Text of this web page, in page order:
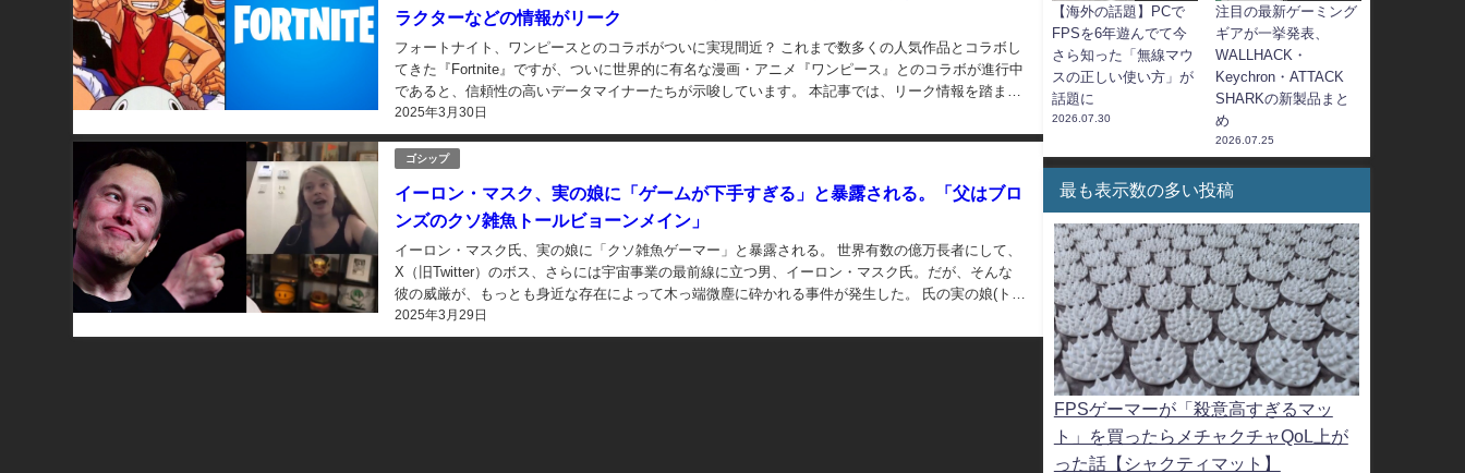
ラクターなどの情報がリーク
2025年3月30日
フォートナイト、ワンピースとのコラボがついに実現間近？ これまで数多くの人気作品とコラボし
てきた『Fortnite』ですが、ついに世界的に有名な漫画・アニメ『ワンピース』とのコラボが進行中
であると、信頼性の高いデータマイナーたちが示唆しています。 本記事では、リーク情報を踏まえ
つつ、これまでのアニメコラボを振り返りなが...
ゴシップ
イーロン・マスク、実の娘に「ゲームが下手すぎる」と暴露される。「父はブロ
ンズのクソ雑魚トールビョーンメイン」
2025年3月29日
イーロン・マスク氏、実の娘に「クソ雑魚ゲーマー」と暴露される。 世界有数の億万長者にして、
X（旧Twitter）のボス、さらには宇宙事業の最前線に立つ男、イーロン・マスク氏。だが、そんな
彼の威厳が、もっとも身近な存在によって木っ端微塵に砕かれる事件が発生した。 氏の実の娘(トラ
ンスジェンダー)であるVivian氏が、「...
【海外の話題】PCで
FPSを6年遊んでて今
さら知った「無線マウ
スの正しい使い方」が
話題に
2026.07.30
注目の最新ゲーミング
ギアが一挙発表、
WALLHACK・
Keychron・ATTACK
SHARKの新製品まと
め
2026.07.25
最も表示数の多い投稿
FPSゲーマーが「殺意高すぎるマッ
ト」を買ったらメチャクチャQoL上が
った話【シャクティマット】